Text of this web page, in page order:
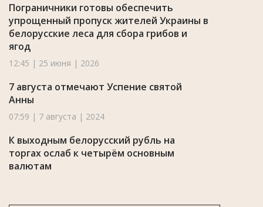
Пограничники готовы обеспечить
упрощенный пропуск жителей Украины в
белорусские леса для сбора грибов и
ягод
12:45 | 25 июня | 2026
7 августа отмечают Успение святой
Анны
07:59 | 7 августа | 2024
К выходным белорусский рубль на
торгах ослаб к четырём основным
валютам